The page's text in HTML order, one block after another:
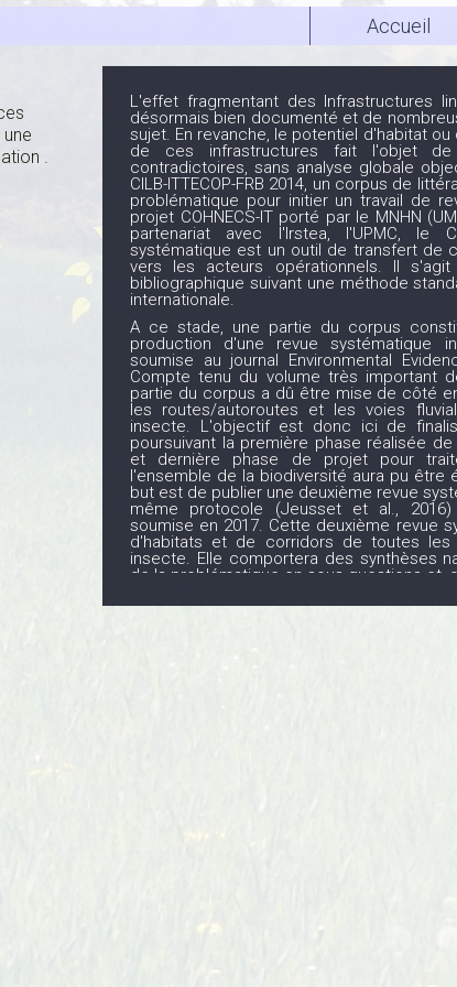
.
L'effet fragmentant des Infrastructures
désormais bien documenté et de
sujet. En revanche, le potentiel d'habitat
de ces infrastructures fait l'objet de
contradictoires, sans analyse globale
CILB-ITTECOP-FRB 2014, un corpus de
problématique pour initier un travail de
projet COHNECS-IT porté par le MNHN
partenariat avec l'Irstea, l'UPMC, le
systématique est un outil de transfert de
vers les acteurs opérationnels. Il
bibliographique suivant une méthode
internationale.
A ce stade, une partie du corpus
production d'une revue systématique
soumise au journal Environmental
Compte tenu du volume très important
partie du corpus a dû être mise de côté
les routes/autoroutes et les voies
insecte. L'objectif est donc ici de
poursuivant la première phase réalisée de
et dernière phase de projet pour
l'ensemble de la biodiversité aura pu être
but est de publier une deuxième revue
même protocole (Jeusset et al.,
soumise en 2017. Cette deuxième revue
d'habitats et de corridors de toutes les
insecte. Elle comportera des synthèses
de la problématique en sous-questions et,
produite à l'attention des gestionnaires,
Accueil